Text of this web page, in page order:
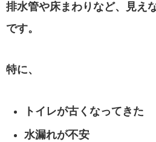
排水管や床まわりなど、見え
です。
特に、
トイレが古くなってきた
水漏れが不安